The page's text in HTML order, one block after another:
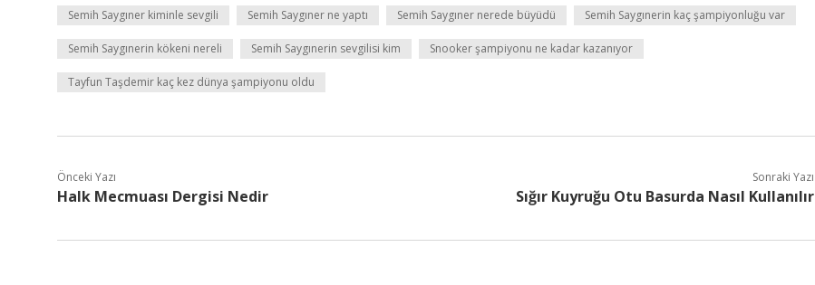
Semih Saygıner kiminle sevgili Semih Saygıner ne yaptı Semih Saygıner nerede büyüdü Semih Saygınerin kaç şampiyonluğu var
Semih Saygınerin kökeni nereli Semih Saygınerin sevgilisi kim Snooker şampiyonu ne kadar kazanıyor
Tayfun Taşdemir kaç kez dünya şampiyonu oldu
Önceki Yazı
Halk Mecmuası Dergisi Nedir
Sonraki Yazı
Sığır Kuyruğu Otu Basurda Nasıl Kullanılır